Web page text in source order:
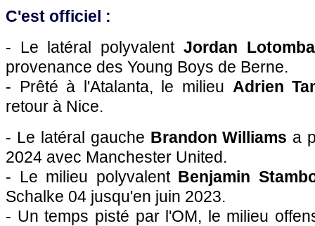
C'est officiel :
- Le latéral polyvalent Jordan Lotomba
provenance des Young Boys de Berne.
- Prêté à l'Atalanta, le milieu Adrien
retour à Nice.
- Le latéral gauche Brandon Williams a
2024 avec Manchester United.
- Le milieu polyvalent Benjamin
Schalke 04 jusqu'en juin 2023.
- Un temps pisté par l'OM, le milieu